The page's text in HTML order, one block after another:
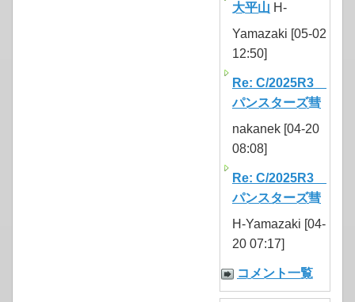
大平山 H-
Yamazaki [05-02
12:50]
Re: C/2025R3
パンスターズ彗
nakanek [04-20
08:08]
Re: C/2025R3
パンスターズ彗
H-Yamazaki [04-
20 07:17]
コメント一覧